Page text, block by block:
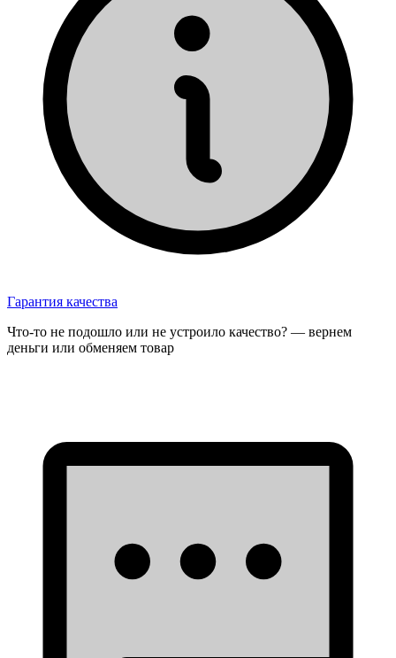
Гарантия качества
Что-то не подошло или не устроило качество? — вернем
деньги или обменяем товар